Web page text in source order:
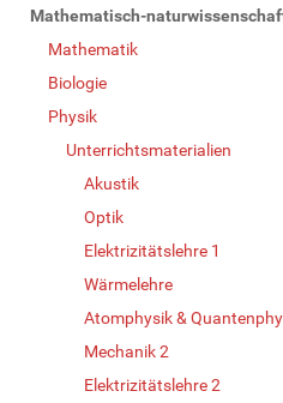
Mathematisch-
Mathematik
Biologie
Physik
Unterrichtsmaterialien
Akustik
Optik
Elektrizitätslehre 1
Wärmelehre
Atomphysik &
Mechanik 2
Elektrizitätslehre 2